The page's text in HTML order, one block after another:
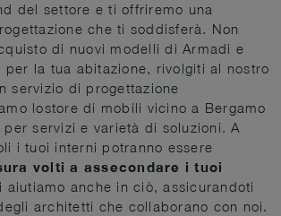
del settore e ti offriremo una
che ti soddisferà. Non
di nuovi modelli di Armadi e
per la tua abitazione, rivolgiti al nostro
servizio di progettazione
lostore di mobili vicino a Bergamo
servizi e varietà di soluzioni. A
i tuoi interni potranno essere
volti a assecondare i tuoi
aiutiamo anche in ciò, assicurandoti
architetti che collaborano con noi.